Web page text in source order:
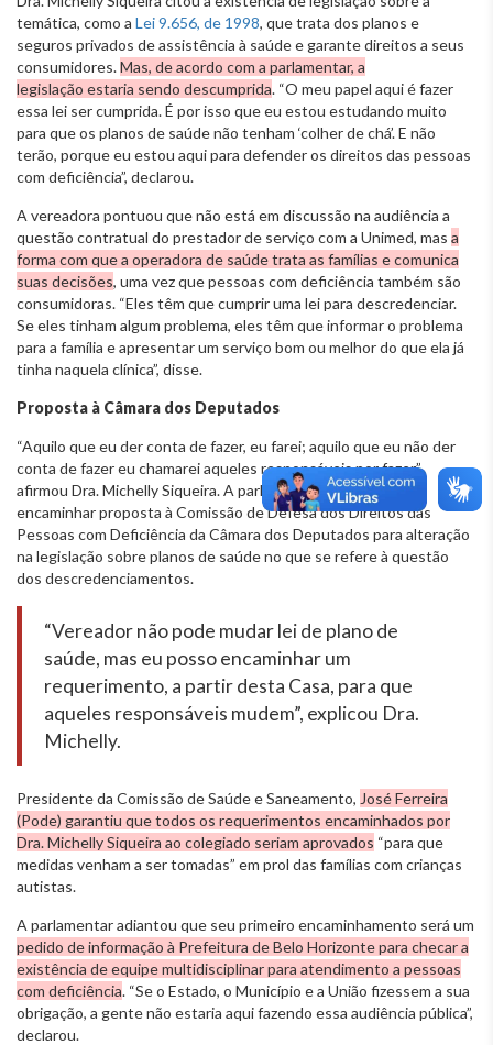
temática, como a Lei 9.656, de 1998, que trata dos planos e
seguros privados de assistência à saúde e garante direitos a seus
consumidores.Mas, de acordo com a parlamentar, a
legislação estaria sendo descumprida. “O meu papel aqui é fazer
essa lei ser cumprida. É por isso que eu estou estudando muito
para que os planos de saúde não tenham ‘colher de chá’. E não
terão, porque eu estou aqui para defender os direitos das pessoas
com deficiência”, declarou.
A vereadora pontuou que não está em discussão na audiência a
questão contratual do prestador de serviço com a Unimed, mas a
forma com que a operadora de saúde trata as famílias e comunica
suas decisões, uma vez que pessoas com deficiência também são
consumidoras. “Eles têm que cumprir uma lei para descredenciar.
Se eles tinham algum problema, eles têm que informar o problema
para a família e apresentar um serviço bom ou melhor do que ela já
tinha naquela clínica”, disse.
Proposta à Câmara dos Deputados
“Aquilo que eu der conta de fazer, eu farei; aquilo que eu não der
conta de fazer eu chamarei aqueles responsáveis por fazer”,
afirmou Dra. Michelly Siqueira. A parlamentar disse que irá
encaminhar proposta à Comissão de Defesa dos Direitos das
Pessoas com Deficiência da Câmara dos Deputados para alteração
na legislação sobre planos de saúde no que se refere à questão
dos descredenciamentos.
“Vereador não pode mudar lei de plano de
saúde, mas eu posso encaminhar um
requerimento, a partir desta Casa, para que
aqueles responsáveis mudem”, explicou Dra.
Michelly.
Presidente da Comissão de Saúde e Saneamento, José Ferreira
(Pode) garantiu que todos os requerimentos encaminhados por
Dra. Michelly Siqueira ao colegiado seriam aprovados “para que
medidas venham a ser tomadas” em prol das famílias com crianças
autistas.
A parlamentar adiantou que seu primeiro encaminhamento será um
pedido de informação à Prefeitura de Belo Horizonte para checar a
existência de equipe multidisciplinar para atendimento a pessoas
com deficiência. “Se o Estado, o Município e a União fizessem a sua
obrigação, a gente não estaria aqui fazendo essa audiência pública”,
declarou.